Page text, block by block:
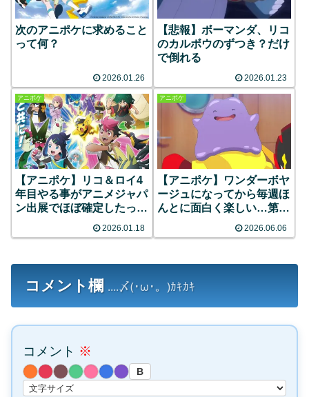
次のアニポケに求めること
って何？
2026.01.26
【悲報】ボーマンダ、リコ
のカルボウのずつき？だけ
で倒れる
2026.01.23
アニポケ
【アニポケ】リコ＆ロイ4
年目やる事がアニメジャパ
ン出展でほぼ確定したっぽ
2026.01.18
アニポケ
【アニポケ】ワンダーボヤ
ージュになってから毎週ほ
んとに面白く楽しい…第
139話「ないしょのメタモ
ン狂詩曲（ラプソディ）」
2026.06.06
コメント欄 ....〆(･ω･。)ｶｷｶｷ
コメント ※
B